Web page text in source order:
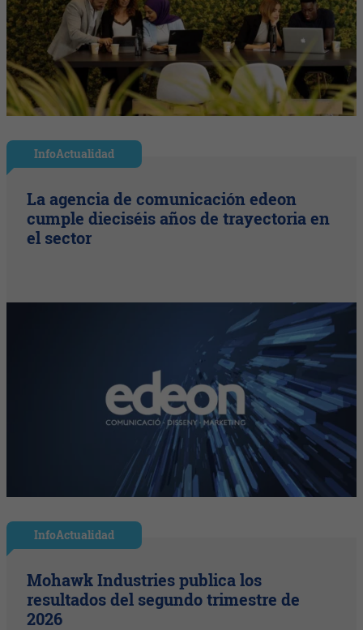
InfoActualidad
La agencia de comunicación edeon
cumple dieciséis años de trayectoria en
el sector
InfoActualidad
Mohawk Industries publica los
resultados del segundo trimestre de
2026